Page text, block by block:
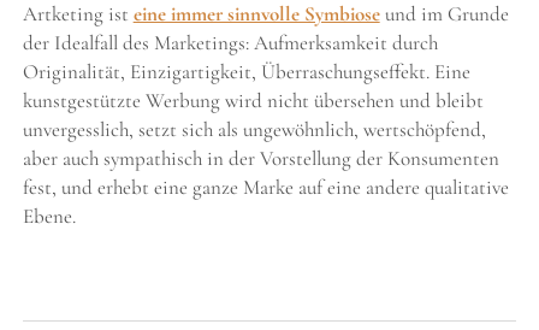
Artketing ist eine immer sinnvolle Symbioseund im Grunde
der Idealfall des Marketings: Aufmerksamkeit durch
Originalität, Einzigartigkeit, Überraschungseffekt. Eine
kunstgestützte Werbung wird nicht übersehen und bleibt
unvergesslich, setzt sich als ungewöhnlich, wertschöpfend,
aber auch sympathisch in der Vorstellung der Konsumenten
fest, und erhebt eine ganze Marke auf eine andere qualitative
Ebene.